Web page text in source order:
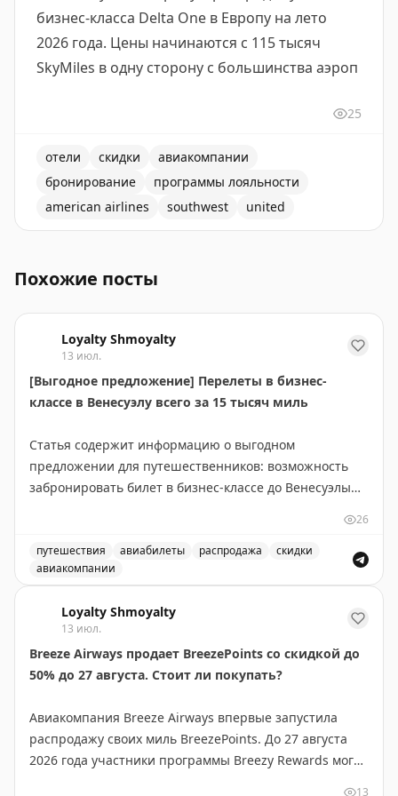
бизнес-класса Delta One в Европу на лето
2026 года. Цены начинаются с 115 тысяч
SkyMiles в одну сторону с большинства аэроп
25
отели скидки
авиакомпании
бронирование
программы лояльности
american airlines
southwest united
Похожие посты
Loyalty Shmoyalty
13 июл.
[Выгодное предложение] Перелеты в бизнес-
классе в Венесуэлу всего за 15 тысяч миль
Статья содержит информацию о выгодном
предложении для путешественников: возможность
забронировать билет в бизнес-классе до Венесуэлы
своей программе лояльности авиакомпании. Такие
предложения встречаются редко и позволяют
Рекомендуется следить за подобными alert'ами, чтобы
не пропустить выгодные варианты бронирования.
Juan Ruiz| Original
26
путешествия авиабилеты распродажа
скидки
авиакомпании
Loyalty Shmoyalty
13 июл.
Breeze Airways продает BreezePoints со скидкой до
50% до 27 августа. Стоит ли покупать?
Авиакомпания Breeze Airways впервые запустила
распродажу своих миль BreezePoints. До 27 августа
2026 года участники программы Breezy Rewards могут
13